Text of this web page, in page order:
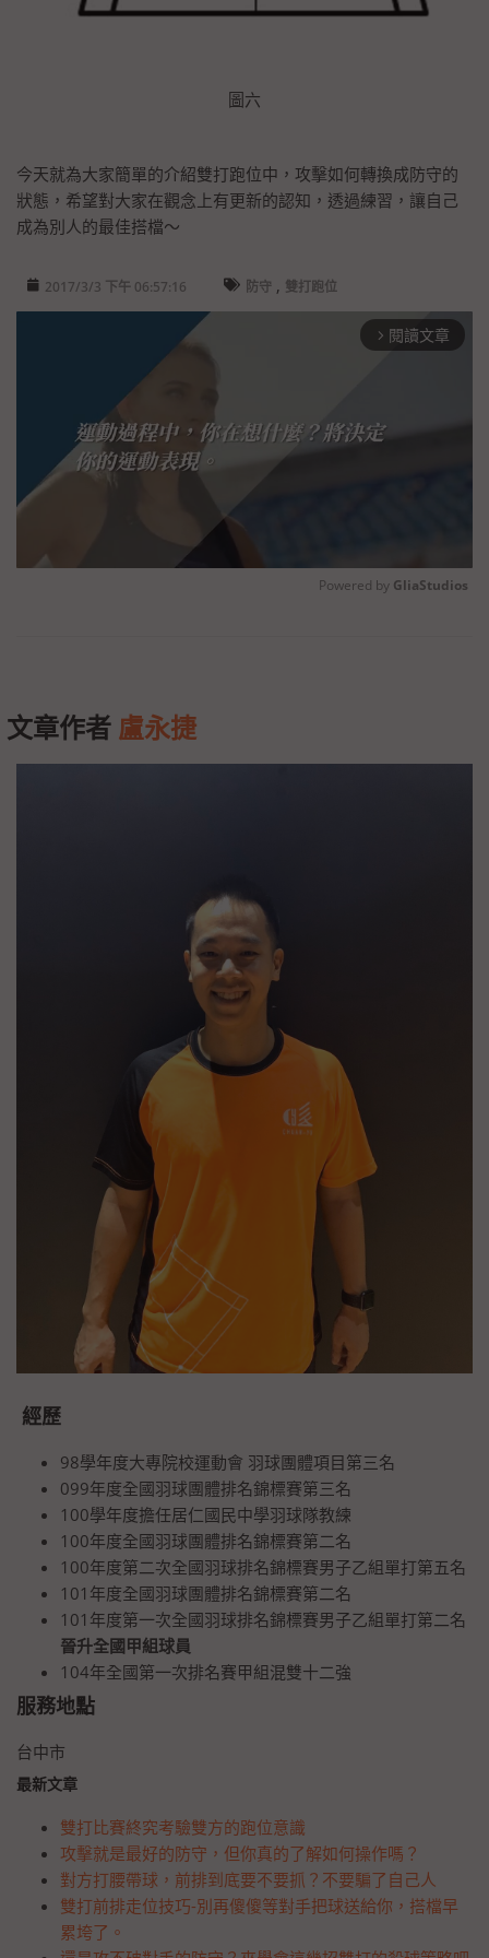
圖六
今天就為大家簡單的介紹雙打跑位中，攻擊如何轉換成防守的
狀態，希望對大家在觀念上有更新的認知，透過練習，讓自己
成為別人的最佳搭檔～
2017/3/3 下午 06:57:16 防守 , 雙打跑位
arrow_forward_ios 閱讀文章
Powered by GliaStudios
文章作者 盧永捷
經歷
98學年度大專院校運動會 羽球團體項目第三名
099年度全國羽球團體排名錦標賽第三名
100學年度擔任居仁國民中學羽球隊教練
100年度全國羽球團體排名錦標賽第二名
100年度第二次全國羽球排名錦標賽男子乙組單打第五名
101年度全國羽球團體排名錦標賽第二名
101年度第一次全國羽球排名錦標賽男子乙組單打第二名
晉升全國甲組球員
104年全國第一次排名賽甲組混雙十二強
服務地點
台中市
最新文章
雙打比賽終究考驗雙方的跑位意識
攻擊就是最好的防守，但你真的了解如何操作嗎？
對方打腰帶球，前排到底要不要抓？不要騙了自己人
雙打前排走位技巧-別再傻傻等對手把球送給你，搭檔早
累垮了。